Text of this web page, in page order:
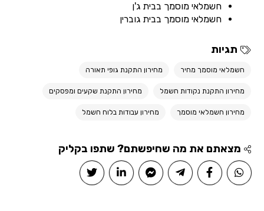
חשמלאי מוסמך בבית ג'ן
חשמלאי מוסמך בבית גוברין
תגיות
חשמלאי מוסמך מחיר מחירון התקנת גופי תאורה
מחירון התקנת נקודות חשמל מחירון התקנת שקעים ומפסקים
מחירון חשמלאי מוסמך מחירון עבודות בלוח חשמל
מצאתם את מה שחיפשתם? שתפו בקליק